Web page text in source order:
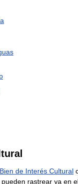
Bien de Interés Cultural
pueden rastrear ya en